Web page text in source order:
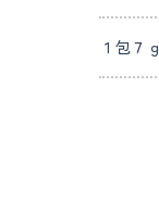
１包７ｇ